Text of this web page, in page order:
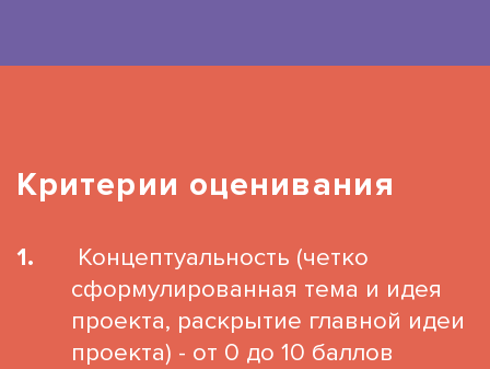
Критерии оценивания
Концептуальность (четко
сформулированная тема и идея
проекта, раскрытие главной идеи
проекта) - от 0 до 10 баллов